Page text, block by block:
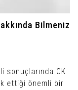
Bilmeniz
sonuçlarında CK
ettiği önemli bir